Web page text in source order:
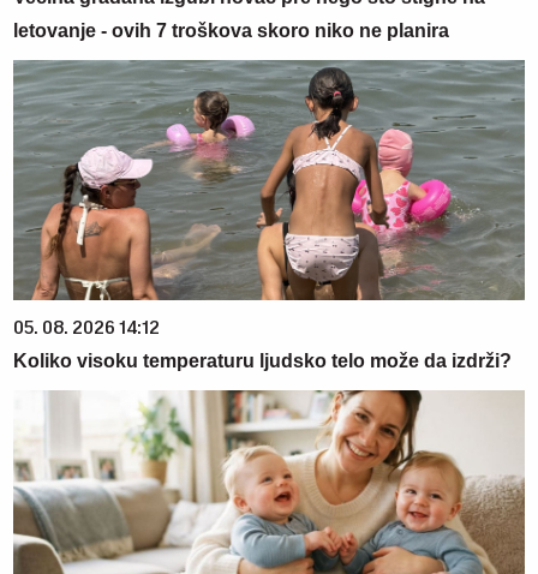
letovanje - ovih 7 troškova skoro niko ne planira
05. 08. 2026 14:12
Koliko visoku temperaturu ljudsko telo može da izdrži?